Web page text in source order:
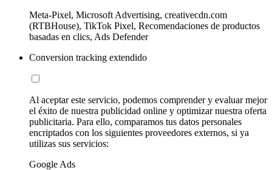
Meta-Pixel, Microsoft Advertising, creativecdn.com
(RTBHouse), TikTok Pixel, Recomendaciones de productos
basadas en clics, Ads Defender
Conversion tracking extendido
Al aceptar este servicio, podemos comprender y evaluar mejor
el éxito de nuestra publicidad online y optimizar nuestra oferta
publicitaria. Para ello, comparamos tus datos personales
encriptados con los siguientes proveedores externos, si ya
utilizas sus servicios:
Google Ads